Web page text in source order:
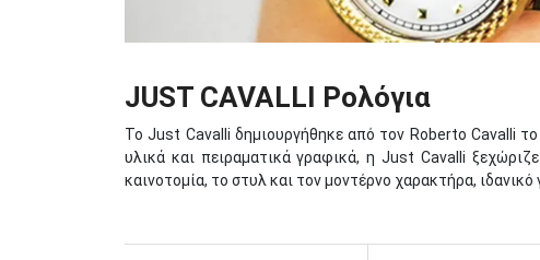
JUST CAVALLI Ρολόγια
Το Just Cavalli δημιουργήθηκε από τον Roberto Cavalli
υλικά και πειραματικά γραφικά, η Just Cavalli
καινοτομία, το στυλ και τον μοντέρνο χαρακτήρα,
περίσταση, επίσημο ή casual. Συλλογές όπως το